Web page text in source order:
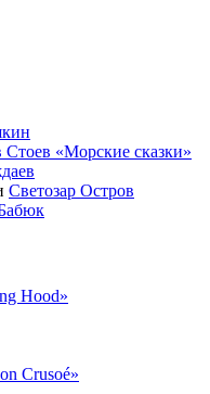
Стоев «Морские сказки»
Светозар Остров
Hood»
Crusoé»